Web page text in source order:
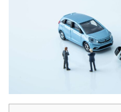
せくださ
事故後早めのご相談
070-